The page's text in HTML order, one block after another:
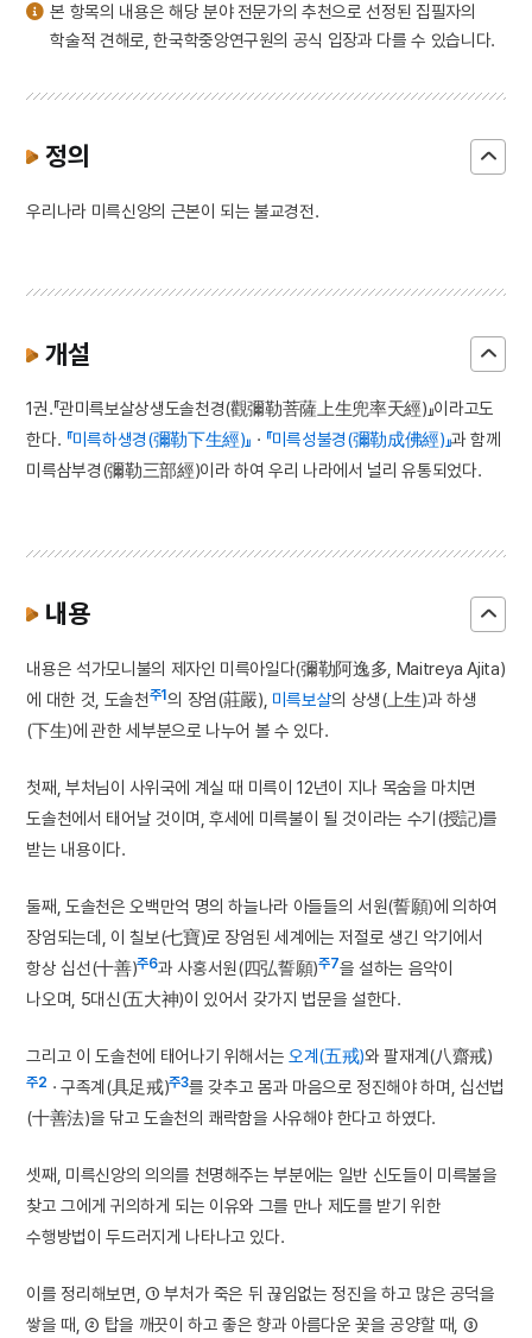
본 항목의 내용은 해당 분야 전문가의 추천으로 선정된 집필자의
학술적 견해로, 한국학중앙연구원의 공식 입장과 다를 수 있습니다.
정의
우리나라 미륵신앙의 근본이 되는 불교경전.
개설
1권.『관미륵보살상생도솔천경(觀彌勒菩薩上生兜率天經)』이라고도
한다. 『미륵하생경(彌勒下生經)』 · 『미륵성불경(彌勒成佛經)』과 함께
미륵삼부경(彌勒三部經)이라 하여 우리 나라에서 널리 유통되었다.
내용
내용은 석가모니불의 제자인 미륵아일다(彌勒阿逸多, Maitreya Ajita)
에 대한 것, 도솔천주1 의 장엄(莊嚴), 미륵보살의 상생(上生)과 하생
(下生)에 관한 세부분으로 나누어 볼 수 있다.
첫째, 부처님이 사위국에 계실 때 미륵이 12년이 지나 목숨을 마치면
도솔천에서 태어날 것이며, 후세에 미륵불이 될 것이라는 수기(授記)를
받는 내용이다.
둘째, 도솔천은 오백만억 명의 하늘나라 아들들의 서원(誓願)에 의하여
장엄되는데, 이 칠보(七寶)로 장엄된 세계에는 저절로 생긴 악기에서
항상 십선(十善)주6과 사홍서원(四弘誓願)주7을 설하는 음악이
나오며, 5대신(五大神)이 있어서 갖가지 법문을 설한다.
그리고 이 도솔천에 태어나기 위해서는 오계(五戒)와 팔재계(八齋戒)
주2 · 구족계(具足戒)주3를 갖추고 몸과 마음으로 정진해야 하며, 십선법
(十善法)을 닦고 도솔천의 쾌락함을 사유해야 한다고 하였다.
셋째, 미륵신앙의 의의를 천명해주는 부분에는 일반 신도들이 미륵불을
찾고 그에게 귀의하게 되는 이유와 그를 만나 제도를 받기 위한
수행방법이 두드러지게 나타나고 있다.
이를 정리해보면, ① 부처가 죽은 뒤 끊임없는 정진을 하고 많은 공덕을
쌓을 때, ② 탑을 깨끗이 하고 좋은 향과 아름다운 꽃을 공양할 때, ③